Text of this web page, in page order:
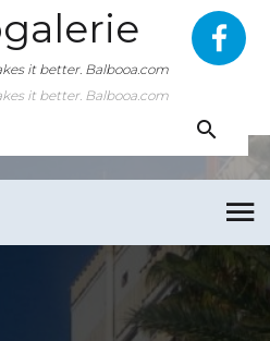
it better. Balbooa.com
it better. Balbooa.com